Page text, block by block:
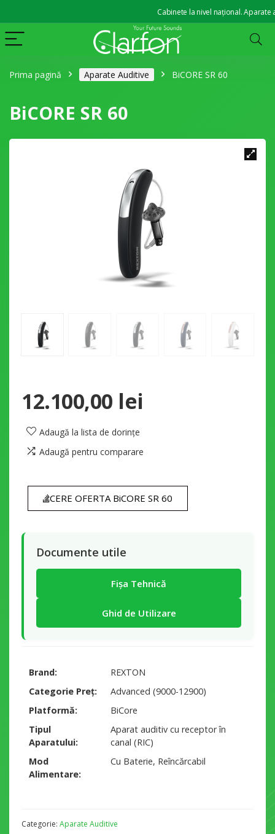
Cabinete la nivel național. Aparate
Prima pagină Aparate Auditive BiCORE SR 60
BiCORE SR 60
12.100,00 lei
Adaugă la lista de dorințe
Adaugă pentru comparare
CERE OFERTA BiCORE SR 60
Documente utile
Fișa Tehnică
Ghid de Utilizare
Brand
REXTON
Categorie Preț
Advanced (9000-12900)
Platformă
BiCore
Tipul
Aparatului
Aparat auditiv cu receptor în
canal (RIC)
Mod
Alimentare
Cu Baterie, Reîncărcabil
Categorie: Aparate Auditive